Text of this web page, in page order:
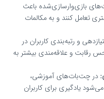
بازی‌وارسازی‌شده باعث
تعامل کنند و به مکالمات
و رتبه‌بندی کاربران در
رقابت و علاقه‌مندی بیشتر به
در چت‌بات‌های آموزشی،
یادگیری برای کاربران